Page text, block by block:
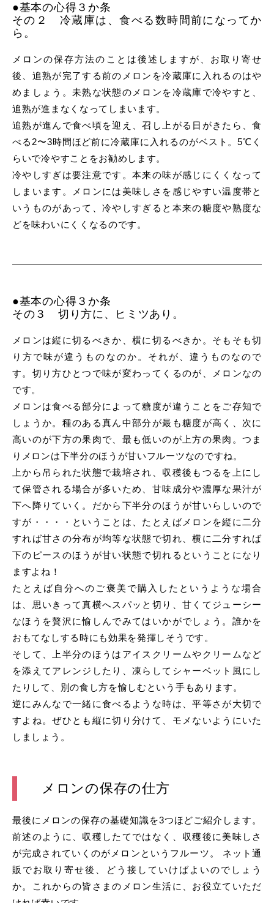
●基本の心得３か条
その２ 冷蔵庫は、食べる数時間前になってか
ら。
メロンの保存方法のことは後述しますが、お取り寄せ
後、追熟が完了する前のメロンを冷蔵庫に入れるのはや
めましょう。未熟な状態のメロンを冷蔵庫で冷やすと、
追熟が進まなくなってしまいます。
追熟が進んで食べ頃を迎え、召し上がる日がきたら、食
べる2〜3時間ほど前に冷蔵庫に入れるのがベスト。5℃く
らいで冷やすことをお勧めします。
冷やしすぎは要注意です。本来の味が感じにくくなって
しまいます。メロンには美味しさを感じやすい温度帯と
いうものがあって、冷やしすぎると本来の糖度や熟度な
どを味わいにくくなるのです。
●基本の心得３か条
その３ 切り方に、ヒミツあり。
メロンは縦に切るべきか、横に切るべきか。そもそも切
り方で味が違うものなのか。それが、違うものなので
す。切り方ひとつで味が変わってくるのが、メロンなの
です。
メロンは食べる部分によって糖度が違うことをご存知で
しょうか。種のある真ん中部分が最も糖度が高く、次に
高いのが下方の果肉で、最も低いのが上方の果肉。つま
りメロンは下半分のほうが甘いフルーツなのですね。
上から吊られた状態で栽培され、収穫後もつるを上にし
て保管される場合が多いため、甘味成分や濃厚な果汁が
下へ降りていく。だから下半分のほうが甘いらしいので
すが・・・・ということは、たとえばメロンを縦に二分
すれば甘さの分布が均等な状態で切れ、横に二分すれば
下のピースのほうが甘い状態で切れるということになり
ますよね！
たとえば自分へのご褒美で購入したというような場合
は、思いきって真横へスパッと切り、甘くてジューシー
なほうを贅沢に愉しんでみてはいかがでしょう。誰かを
おもてなしする時にも効果を発揮しそうです。
そして、上半分のほうはアイスクリームやクリームなど
を添えてアレンジしたり、凍らしてシャーベット風にし
たりして、別の食し方を愉しむという手もあります。
逆にみんなで一緒に食べるような時は、平等さが大切で
すよね。ぜひとも縦に切り分けて、モメないようにいた
しましょう。
メロンの保存の仕方
最後にメロンの保存の基礎知識を3つほどご紹介します。
前述のように、収穫したてではなく、収穫後に美味しさ
が完成されていくのがメロンというフルーツ。 ネット通
販でお取り寄せ後、どう接していけばよいのでしょう
か。これからの皆さまのメロン生活に、お役立ていただ